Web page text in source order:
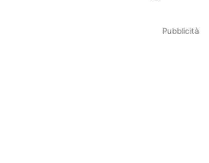
Pubblicità